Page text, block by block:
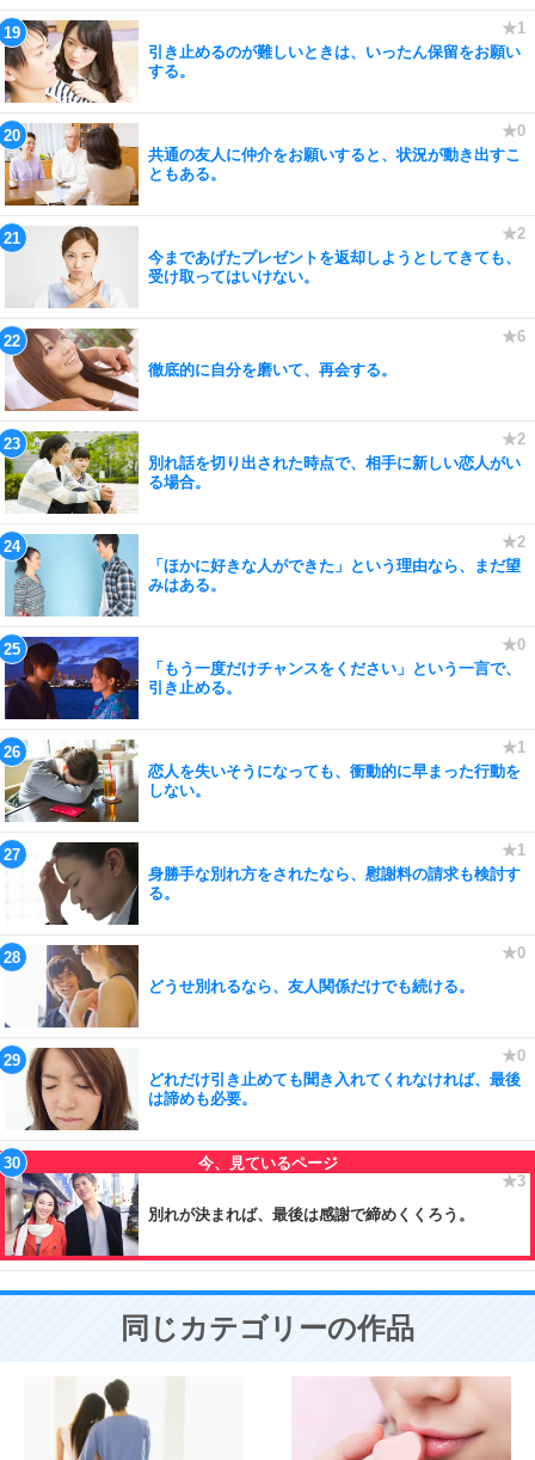
引き止めるのが難しいときは、いったん保留をお願い
する。
共通の友人に仲介をお願いすると、状況が動き出すこ
ともある。
今まであげたプレゼントを返却しようとしてきても、
受け取ってはいけない。
徹底的に自分を磨いて、再会する。
別れ話を切り出された時点で、相手に新しい恋人がい
る場合。
「ほかに好きな人ができた」という理由なら、まだ望
みはある。
「もう一度だけチャンスをください」という一言で、
引き止める。
恋人を失いそうになっても、衝動的に早まった行動を
しない。
身勝手な別れ方をされたなら、慰謝料の請求も検討す
る。
どうせ別れるなら、友人関係だけでも続ける。
どれだけ引き止めても聞き入れてくれなければ、最後
は諦めも必要。
別れが決まれば、最後は感謝で締めくくろう。
同じカテゴリーの作品